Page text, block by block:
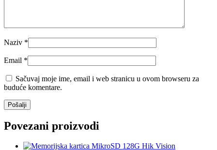
Naziv *
Email *
Sačuvaj moje ime, email i web stranicu u ovom browseru za
buduće komentare.
Povezani proizvodi